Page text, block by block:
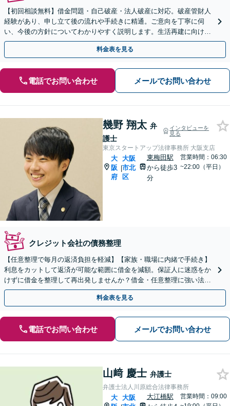
【初回相談無料】借金問題・自己破産・法人破産に対応。破産管財人
経験があり、申し立て後の流れや手続きに精通。ご意向を丁寧に伺
い、今後の方針についてわかりやすく説明します。生活再建に向け
て、全力でバックアップします【淀屋橋駅8分】
料金表を見る
電話でお問い合わせ メールでお問い合わせ
幾野 翔太 弁
護士
インタビューを
見る
東京スタートアップ法律事務所 大阪支店
大
阪
府
|
大阪
市北
区
東梅田駅
から徒歩3
分
営業時間：06:30
~22:00（平日）
クレジット会社の債務整理
【任意整理で毎月の返済負担を軽減】【家族・職場に内緒で手続き】
利息をカットして返済が可能な範囲に借金を減額。保証人に迷惑をか
けずに借金を整理して再出発しませんか？借金・任意整理に強い法律
事務所【実績5,000件以上】【財産を残して借金整理】
料金表を見る
電話でお問い合わせ メールでお問い合わせ
山﨑 慶士 弁護士
弁護士法人川原総合法律事務所
大 大阪
大江橋駅
営業時間：09:00